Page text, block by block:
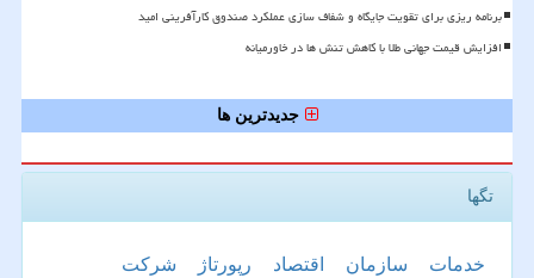
برنامه ریزی برای تقویت جایگاه و شفاف سازی عملکرد صندوق کارآفرینی امید
افزایش قیمت جهانی طلا با کاهش تنش ها در خاورمیانه
جدیدترین ها
تگها
خدمات سازمان اقتصاد رپورتاژ شركت